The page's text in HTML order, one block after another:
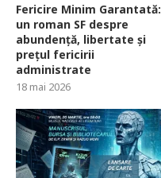
Fericire Minim Garantată:
un roman SF despre
abundență, libertate și
prețul fericirii
administrate
18 mai 2026